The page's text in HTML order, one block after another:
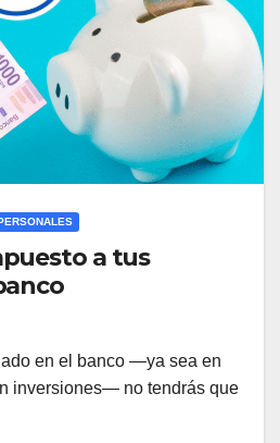
a tus
en el banco —ya sea en
inversiones— no tendrás que